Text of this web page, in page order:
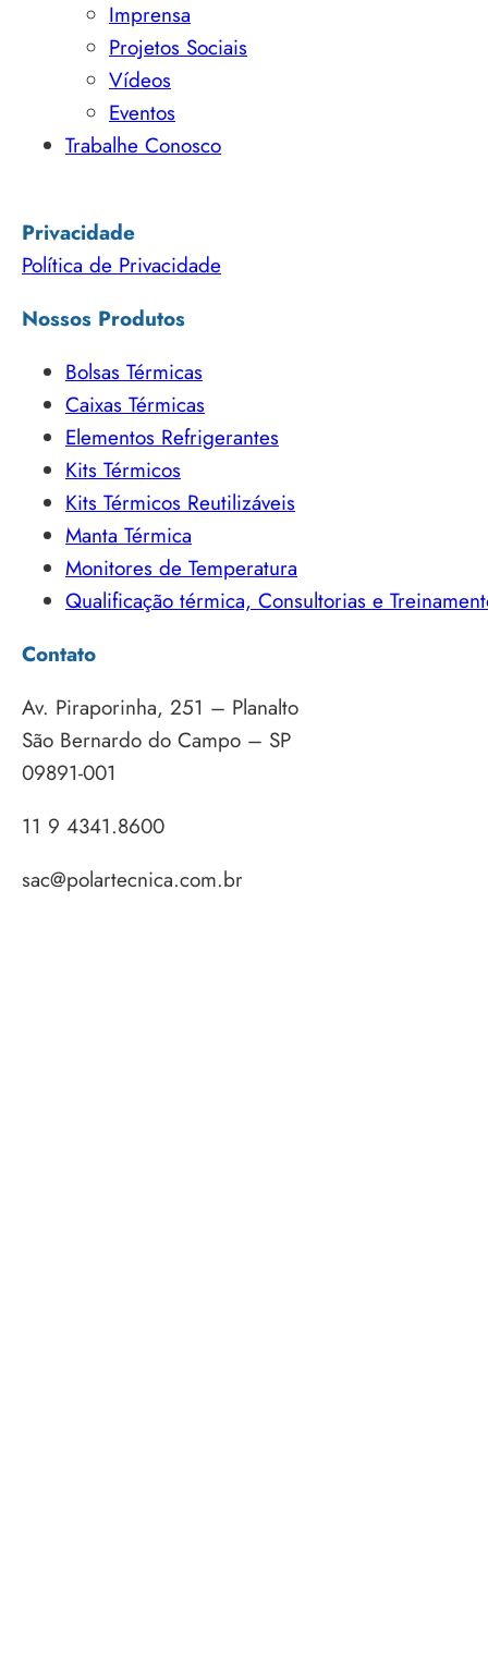
Imprensa
Projetos Sociais
Vídeos
Eventos
Trabalhe Conosco
Privacidade
Política de Privacidade
Nossos Produtos
Bolsas Térmicas
Caixas Térmicas
Elementos Refrigerantes
Kits Térmicos
Kits Térmicos Reutilizáveis
Manta Térmica
Monitores de Temperatura
Qualificação térmica, Consultorias e
Contato
Av. Piraporinha, 251 – Planalto
São Bernardo do Campo – SP
09891-001
11 9 4341.8600
sac@polartecnica.com.br